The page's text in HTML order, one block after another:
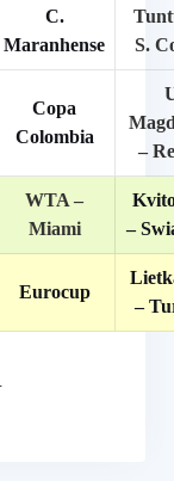
C.
Maranhense
S.
Copa
Colombia
–
WTA –
Miami
–
Eurocup
–